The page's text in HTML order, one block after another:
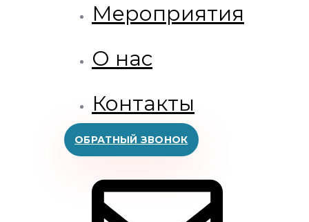
Мероприятия
О нас
Контакты
ОБРАТНЫЙ ЗВОНОК